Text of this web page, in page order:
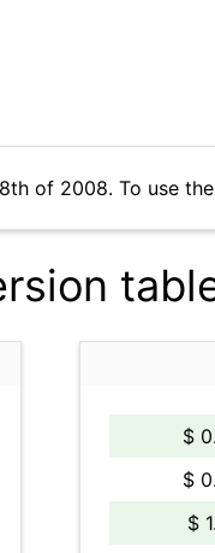
of 2008. To use
$
$
$